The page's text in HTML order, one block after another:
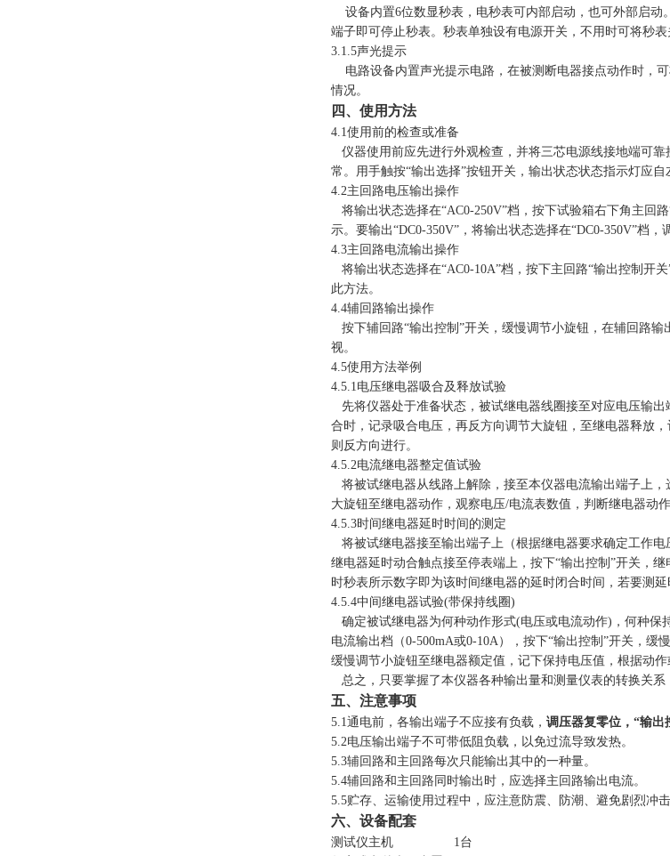
设备内置6位数显秒表，电秒表可内部启动，也可外部启动
端子即可停止秒表。秒表单独设有电源开关，不用时可将秒表
3.1.5声光提示
电路设备内置声光提示电路，在被测断电器接点动作时，
情况。
四、使用方法
4.1使用前的检查或准备
仪器使用前应先进行外观检查，并将三芯电源线接地端可
常。用手触按“输出选择”按钮开关，输出状态状态指示灯应自
4.2主回路电压输出操作
将输出状态选择在“AC0-250V”档，按下试验箱右下角主回
示。要输出“DC0-350V”，将输出状态选择在“DC0-350V”档，
4.3主回路电流输出操作
将输出状态选择在“AC0-10A”档，按下主回路“输出控制开
此方法。
4.4辅回路输出操作
按下辅回路“输出控制”开关，缓慢调节小旋钮，在辅回路输
视。
4.5使用方法举例
4.5.1电压继电器吸合及释放试验
先将仪器处于准备状态，被试继电器线圈接至对应电压输
合时，记录吸合电压，再反方向调节大旋钮，至继电器释放
则反方向进行。
4.5.2电流继电器整定值试验
将被试继电器从线路上解除，接至本仪器电流输出端子上，
大旋钮至继电器动作，观察电压/电流表数值，判断继电器动作
4.5.3时间继电器延时时间的测定
将被试继电器接至输出端子上（根据继电器要求确定工作
继电器延时动合触点接至停表端上，按下“输出控制”开关，
时秒表所示数字即为该时间继电器的延时闭合时间，若要测
4.5.4中间继电器试验(带保持线圈)
确定被试继电器为何种动作形式(电压或电流动作)，何种保
电流输出档（0-500mA或0-10A），按下“输出控制”开关，
缓慢调节小旋钮至继电器额定值，记下保持电压值，根据动作
总之，只要掌握了本仪器各种输出量和测量仪表的转换关
五、注意事项
5.1通电前，各输出端子不应接有负载， 调压器复零位，“输出
5.2电压输出端子不可带低阻负载，以免过流导致发热。
5.3辅回路和主回路每次只能输出其中的一种量。
5.4辅回路和主回路同时输出时，应选择主回路输出电流。
5.5贮存、运输使用过程中，应注意防震、防潮、避免剧烈冲击
六、设备配套
测试仪主机 1台